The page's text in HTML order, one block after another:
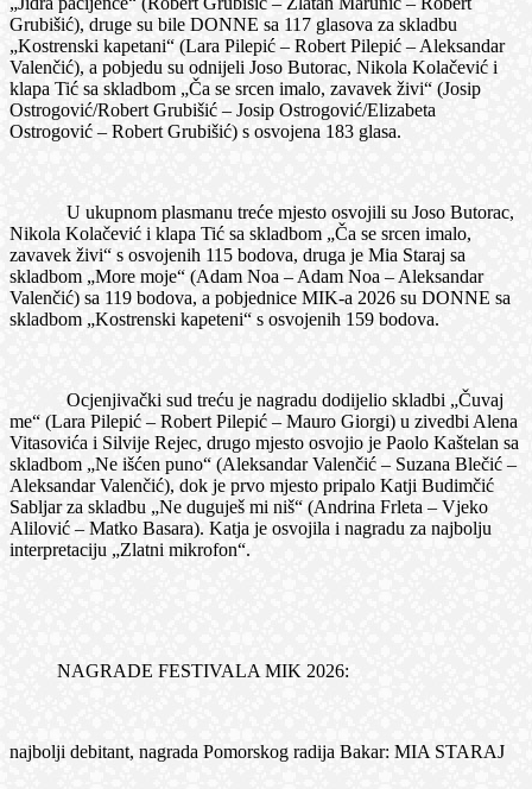
Grubišić), druge su bile DONNE sa 117 glasova za skladbu
„Kostrenski kapetani“ (Lara Pilepić – Robert Pilepić – Aleksandar
Valenčić), a pobjedu su odnijeli Joso Butorac, Nikola Kolačević i
klapa Tić sa skladbom „Ča se srcen imalo, zavavek živi“ (Josip
Ostrogović/Robert Grubišić – Josip Ostrogović/Elizabeta
Ostrogović – Robert Grubišić) s osvojena 183 glasa.
U ukupnom plasmanu treće mjesto osvojili su Joso Butorac,
Nikola Kolačević i klapa Tić sa skladbom „Ča se srcen imalo,
zavavek živi“ s osvojenih 115 bodova, druga je Mia Staraj sa
skladbom „More moje“ (Adam Noa – Adam Noa – Aleksandar
Valenčić) sa 119 bodova, a pobjednice MIK-a 2026 su DONNE sa
skladbom „Kostrenski kapeteni“ s osvojenih 159 bodova.
Ocjenjivački sud treću je nagradu dodijelio skladbi „Čuvaj
me“ (Lara Pilepić – Robert Pilepić – Mauro Giorgi) u zivedbi Alena
Vitasovića i Silvije Rejec, drugo mjesto osvojio je Paolo Kaštelan sa
skladbom „Ne išćen puno“ (Aleksandar Valenčić – Suzana Blečić –
Aleksandar Valenčić), dok je prvo mjesto pripalo Katji Budimčić
Sabljar za skladbu „Ne duguješ mi niš“ (Andrina Frleta – Vjeko
Alilović – Matko Basara). Katja je osvojila i nagradu za najbolju
interpretaciju „Zlatni mikrofon“.
NAGRADE FESTIVALA MIK 2026:
najbolji debitant, nagrada Pomorskog radija Bakar: MIA STARAJ